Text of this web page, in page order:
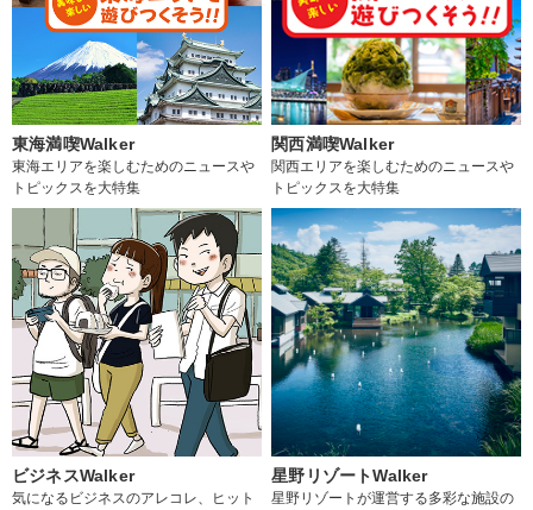
東海満喫Walker
東海エリアを楽しむためのニュースや
トピックスを大特集
関西満喫Walker
関西エリアを楽しむためのニュースや
トピックスを大特集
ビジネスWalker
気になるビジネスのアレコレ、ヒット
星野リゾートWalker
星野リゾートが運営する多彩な施設の